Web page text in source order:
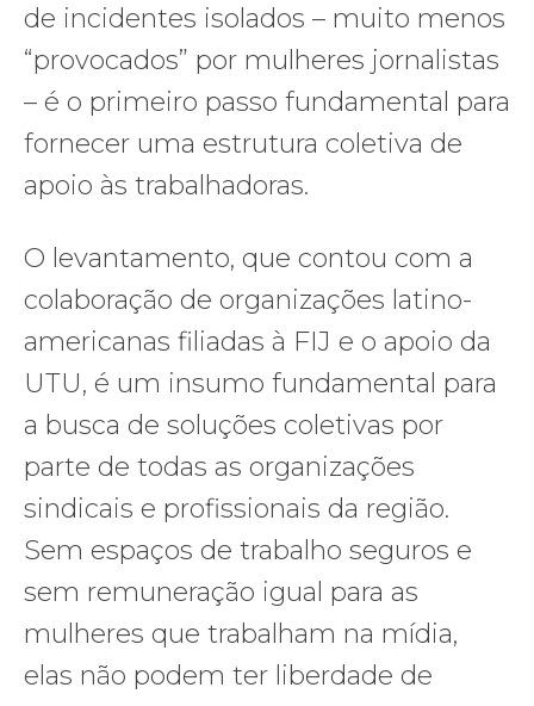
de incidentes isolados – muito menos
“provocados” por mulheres jornalistas
– é o primeiro passo fundamental para
fornecer uma estrutura coletiva de
apoio às trabalhadoras.
O levantamento, que contou com a
colaboração de organizações latino-
americanas filiadas à FIJ e o apoio da
UTU, é um insumo fundamental para
a busca de soluções coletivas por
parte de todas as organizações
sindicais e profissionais da região.
Sem espaços de trabalho seguros e
sem remuneração igual para as
mulheres que trabalham na mídia,
elas não podem ter liberdade de